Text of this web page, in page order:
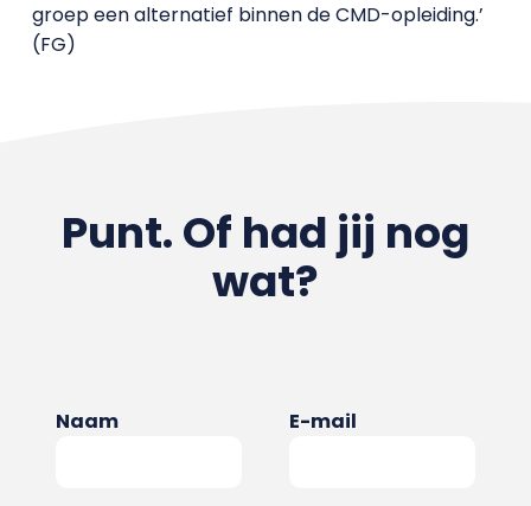
groep een alternatief binnen de CMD-opleiding.’
(FG)
Punt. Of had jij nog
wat?
Naam E-mail